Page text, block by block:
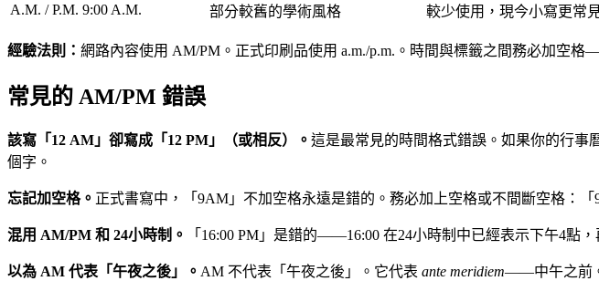
A.M. / P.M. 9:00 A.M. 部分較舊的學術風格 較少使用，現今小寫更常
經驗法則： 網路內容使用 AM/PM。正式印刷品使用 a.m./p.m.。時間與標籤之間務必加空
常見的 AM/PM 錯誤
該寫「12 AM」卻寫成「12 PM」（或相反）。 這是最常見的時間格式錯誤。如果你的行事
個字。
忘記加空格。 正式書寫中，「9AM」不加空格永遠是錯的。務必加上空格或不間斷空格：「
混用 AM/PM 和 24小時制。 「16:00 PM」是錯的——16:00 在24小時制中已經表示下午4點
以為 AM 代表「午夜之後」。 AM 不代表「午夜之後」。它代表 ante meridiem——中午之前